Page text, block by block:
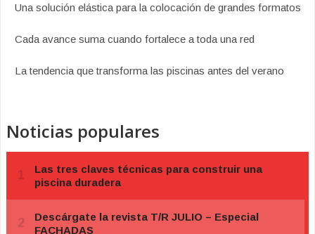
Una solución elástica para la colocación de grandes formatos
Cada avance suma cuando fortalece a toda una red
La tendencia que transforma las piscinas antes del verano
Noticias populares